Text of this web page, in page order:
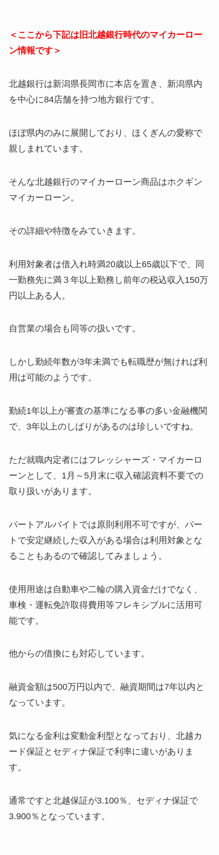
＜ここから下記は旧北越銀行時代のマイカーロー
ン情報です＞
北越銀行は新潟県長岡市に本店を置き、新潟県内
を中心に84店舗を持つ地方銀行です。
ほぼ県内のみに展開しており、ほくぎんの愛称で
親しまれています。
そんな北越銀行のマイカーローン商品はホクギン
マイカーローン。
その詳細や特徴をみていきます。
利用対象者は借入れ時満20歳以上65歳以下で、同
一勤務先に満３年以上勤務し前年の税込収入150万
円以上ある人。
自営業の場合も同等の扱いです。
しかし勤続年数が3年未満でも転職歴が無ければ利
用は可能のようです。
勤続1年以上が審査の基準になる事の多い金融機関
で、3年以上のしばりがあるのは珍しいですね。
ただ就職内定者にはフレッシャーズ・マイカーロ
ーンとして、1月～5月末に収入確認資料不要での
取り扱いがあります。
パートアルバイトでは原則利用不可ですが、パー
トで安定継続した収入がある場合は利用対象とな
ることもあるので確認してみましょう。
使用用途は自動車や二輪の購入資金だけでなく、
車検・運転免許取得費用等フレキシブルに活用可
能です。
他からの借換にも対応しています。
融資金額は500万円以内で、融資期間は7年以内と
なっています。
気になる金利は変動金利型となっており、北越カ
ード保証とセディナ保証で利率に違いがありま
す。
通常ですと北越保証が3.100％、セディナ保証で
3.900％となっています。